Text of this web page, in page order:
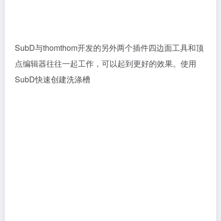
SubD与thomthom开发的另外两个插件四边面工具和顶
点编辑器往往一起工作，可以起到更好的效果。使用
SubD快速创建洗涤槽